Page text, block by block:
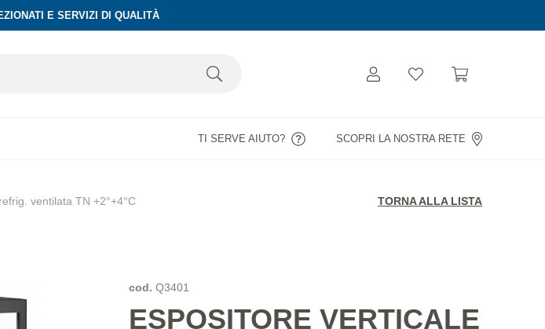
E SERVIZI DI QUALITÀ
TI SERVE AIUTO? SCOPRI LA NOSTRA RETE
ventilata TN +2°+4°C TORNA ALLA LISTA
cod. Q3401
ESPOSITORE VERTICALE